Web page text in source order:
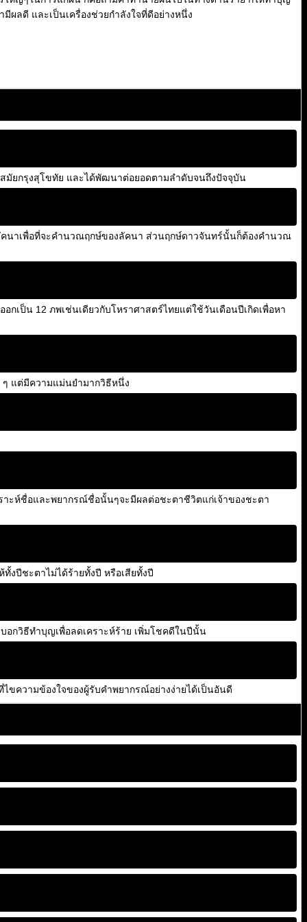
ลดี และเป็นเครื่องช่วยกำลังใจที่ดีอย่างหนึ่ง
มัยกรุงสุโขทัย และได้พัฒนาต่อยอดตามลำดับจนถึงปัจจุบัน
นาเพื่อที่จะคำนวณฤกษ์ของลัคนา ส่วนฤกษ์ดาวจันทร์นั้นก็ต้องคำนวณ
กเป็น 12 ภพเช่นเดียวกับโหราศาสตร์ไทยแต่ใช้วันเดือนปีเกิดเพื่อหา
ๆ แต่มีความแม่นยำมากวิธีหนึ่ง
าะห์ชื่อและพยากรณ์ชื่อนั้นๆจะมีผลต่อชะตาชีวิตแก่เจ้าของชะตา
งปีชะตาไม่ได้ร้ายทั้งปี หรือเสียทั้งปี
อกวิธีทำบุญเพื่อลดเคราะห์ร้าย เพิ่มโชคดีในปีนั้น
ขความข้องใจของผู้รับคำพยากรณ์อย่างง่ายได้เป็นอันดี